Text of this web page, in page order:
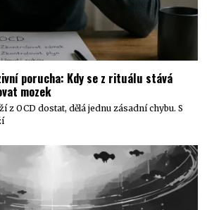
porucha: Kdy se z rituálu stává
mozek
z OCD dostat, dělá jednu zásadní chybu. S